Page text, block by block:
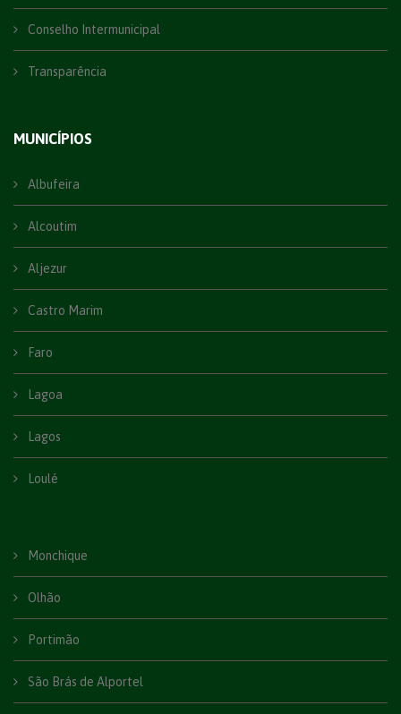
Conselho Intermunicipal
Transparência
MUNICÍPIOS
Albufeira
Alcoutim
Aljezur
Castro Marim
Faro
Lagoa
Lagos
Loulé
Monchique
Olhão
Portimão
São Brás de Alportel